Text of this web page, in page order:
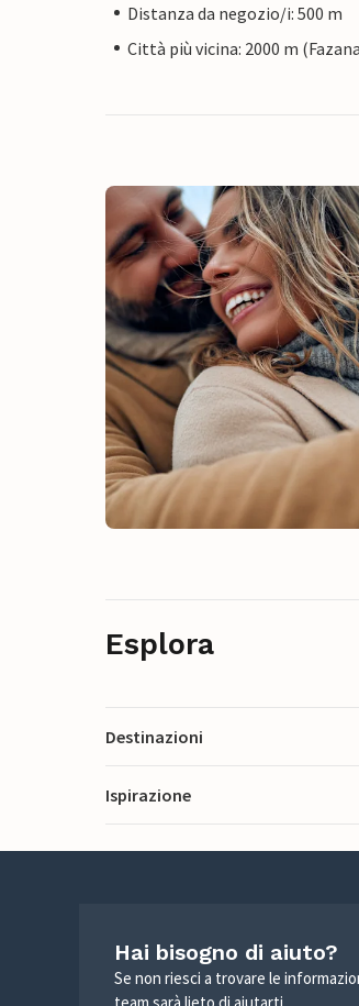
Distanza da negozio/i: 500 m
Città più vicina: 2000 m
Esplora
Destinazioni
Ispirazione
Hai bisogno di aiuto?
Se non riesci a trovare le